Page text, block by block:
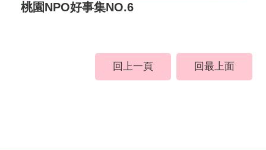
桃園NPO好事集NO.6
回上一頁 回最上面